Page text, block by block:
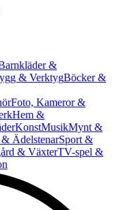
&
& VerktygBöcker &
Foto, Kameror &
Hem &
KonstMusikMynt &
ÄdelstenarSport &
& VäxterTV-spel &